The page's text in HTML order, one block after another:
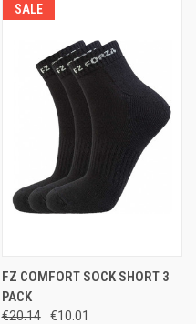
SALE
FZ COMFORT SOCK SHORT 3
PACK
€20.14
€10.01